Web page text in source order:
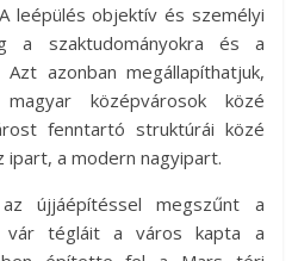
leépülés objektív és személyi
a szaktudományokra és a
azonban megállapíthatjuk,
középvárosok közé
fenntartó struktúrái közé
ipart, a modern nagyipart.
újjáépítéssel megszűnt a
vár tégláit a város kapta a